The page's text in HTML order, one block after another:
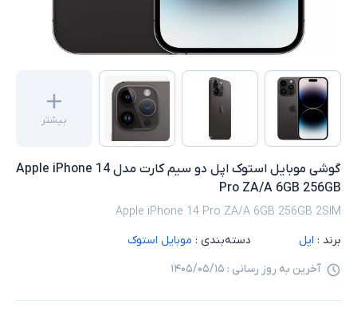
بیشتر
گوشی موبایل استوک اپل دو سیم کارت مدل Apple iPhone 14
Pro ZA/A 6GB 256GB
Apple iPhone 14 Pro ZA/A 6GB 256GB 2SIM
برند : اپل دسته‌بندی : موبایل استوک
آخرین به روز رسانی : ۱۴۰۵/۰۵/۱۵